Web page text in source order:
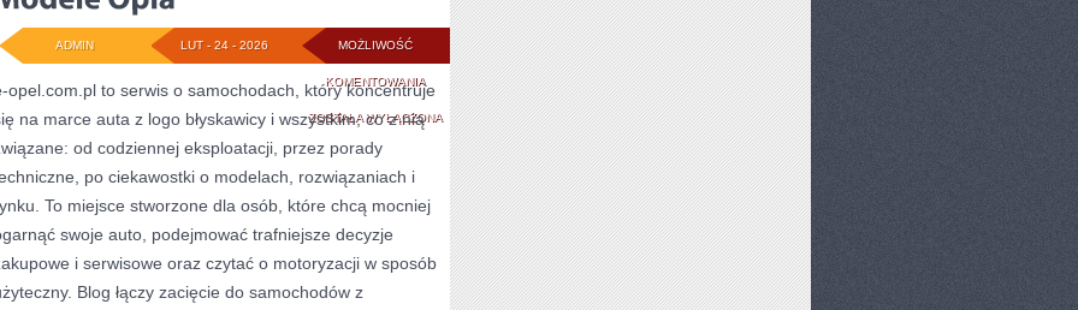
MOŻLIWOŚĆ
KOMENTOWANIAMODELE
OPLA
ZOSTAŁA WYŁĄCZONA
LUT - 24 - 2026
ADMIN
opel.com.pl to serwis o samochodach, który koncentruje
na marce auta z logo błyskawicy i wszystkim, co z nią
od codziennej eksploatacji, przez porady
po ciekawostki o modelach, rozwiązaniach i
To miejsce stworzone dla osób, które chcą mocniej
swoje auto, podejmować trafniejsze decyzje
i serwisowe oraz czytać o motoryzacji w sposób
Blog łączy zacięcie do samochodów z